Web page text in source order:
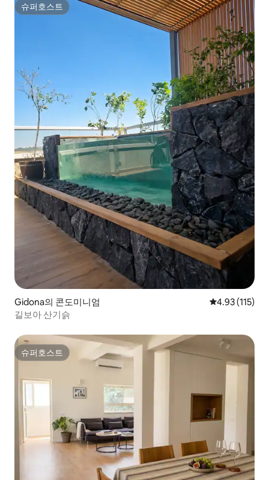
슈퍼호스트
슈퍼호스트
Gidona의 콘도미니엄 평점 4.93점(5
4.93 (115)
길보아 산기슭
슈퍼호스트
슈퍼호스트